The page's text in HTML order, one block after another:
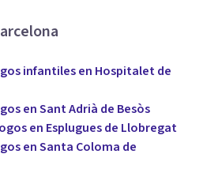
infantiles en Hospitalet de
en Sant Adrià de Besòs
en Esplugues de Llobregat
en Santa Coloma de